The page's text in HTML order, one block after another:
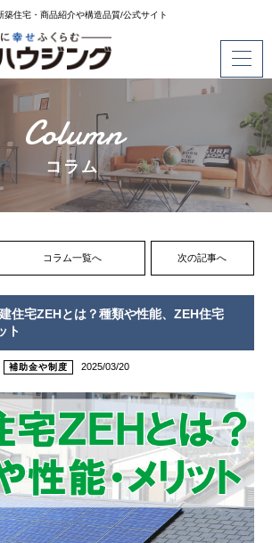
築住宅・商品紹介や構造品質/公式サイト
Column
コラム
コラム一覧へ 次の記事へ
住宅ZEHとは？種類や性能、ZEH住宅
ト
補助金や制度 2025/03/20